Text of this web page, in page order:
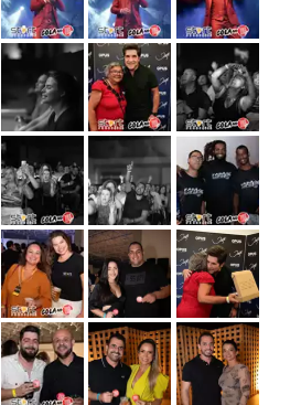
&nbsp; &nbsp; &nbsp;
&nbsp; &nbsp; &nbsp;
&nbsp; &nbsp; &nbsp;
&nbsp; &nbsp; &nbsp;